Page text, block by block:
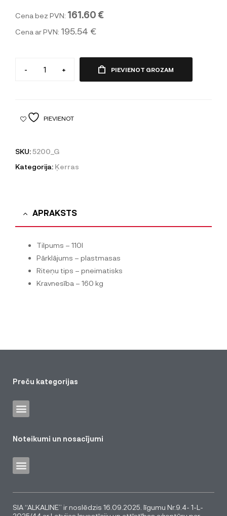
Cena bez PVN: 161.60 €
Cena ar PVN: 195.54 €
- + PIEVIENOT GROZAM
PIEVIENOT
SKU:5200_G
Kategorija: Ķerras
APRAKSTS
Tilpums – 110l
Pārklājums – plastmasas
Riteņu tips – pneimatisks
Kravnesība – 160 kg
Preču kategorijas
Noteikumi un nosacījumi
SIA “ALKALINE” ir noslēdzis 16.09.2025. līgumu Nr.9.4- 1-L-